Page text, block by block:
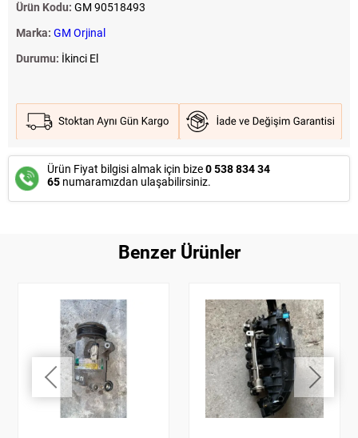
Ürün Kodu: GM 90518493
Marka: GM Orjinal
Durumu: İkinci El
Ürün Fiyat bilgisi almak için bize0 538 834 34
65 numaramızdan ulaşabilirsiniz.
Benzer Ürünler